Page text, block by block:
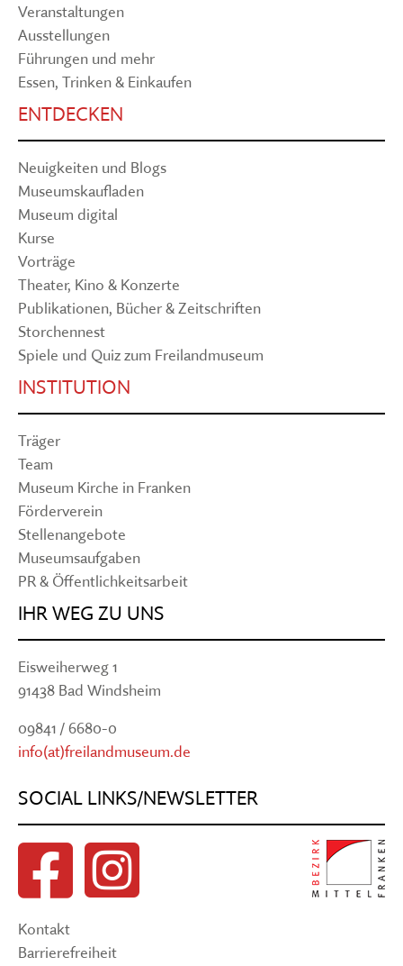
Veranstaltungen
Ausstellungen
Führungen und mehr
Essen, Trinken & Einkaufen
ENTDECKEN
Neuigkeiten und Blogs
Museumskaufladen
Museum digital
Kurse
Vorträge
Theater, Kino & Konzerte
Publikationen, Bücher & Zeitschriften
Storchennest
Spiele und Quiz zum Freilandmuseum
INSTITUTION
Träger
Team
Museum Kirche in Franken
Förderverein
Stellenangebote
Museumsaufgaben
PR & Öffentlichkeitsarbeit
IHR WEG ZU UNS
Eisweiherweg 1
91438 Bad Windsheim
09841 / 6680-0
info(at)freilandmuseum.de
SOCIAL LINKS/NEWSLETTER
Kontakt
Barrierefreiheit